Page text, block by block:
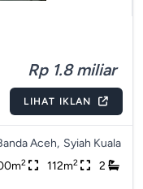
Rp 1.8 miliar
LIHAT IKLAN
Aceh, Syiah Kuala
2 112m2 2